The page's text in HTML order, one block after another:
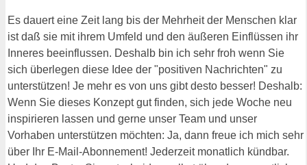
Es dauert eine Zeit lang bis der Mehrheit der Menschen klar
ist daß sie mit ihrem Umfeld und den äußeren Einflüssen ihr
Inneres beeinflussen. Deshalb bin ich sehr froh wenn Sie
sich überlegen diese Idee der "positiven Nachrichten" zu
unterstützen! Je mehr es von uns gibt desto besser! Deshalb:
Wenn Sie dieses Konzept gut finden, sich jede Woche neu
inspirieren lassen und gerne unser Team und unser
Vorhaben unterstützen möchten: Ja, dann freue ich mich sehr
über Ihr E-Mail-Abonnement! Jederzeit monatlich kündbar.